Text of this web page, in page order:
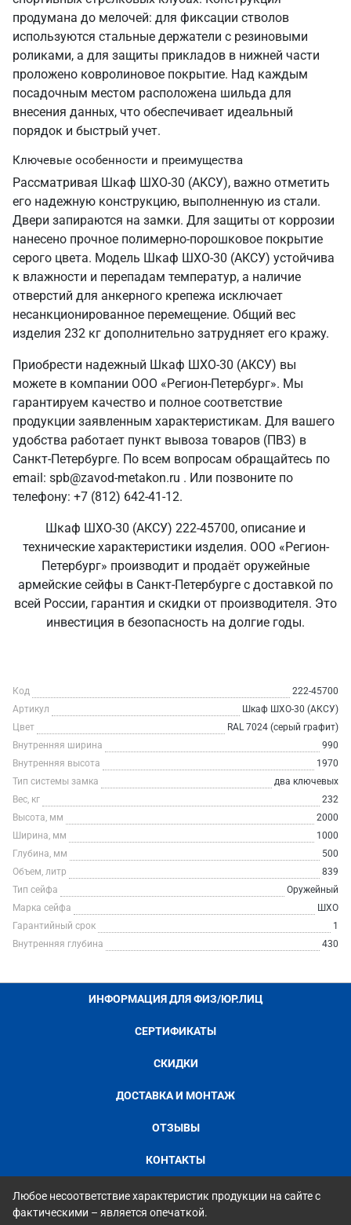
продумана до мелочей: для фиксации стволов
используются стальные держатели с резиновыми
роликами, а для защиты прикладов в нижней части
проложено ковролиновое покрытие. Над каждым
посадочным местом расположена шильда для
внесения данных, что обеспечивает идеальный
порядок и быстрый учет.
Ключевые особенности и преимущества
Рассматривая Шкаф ШХО-30 (АКСУ), важно отметить
его надежную конструкцию, выполненную из стали.
Двери запираются на замки. Для защиты от коррозии
нанесено прочное полимерно-порошковое покрытие
серого цвета. Модель Шкаф ШХО-30 (АКСУ) устойчива
к влажности и перепадам температур, а наличие
отверстий для анкерного крепежа исключает
несанкционированное перемещение. Общий вес
изделия 232 кг дополнительно затрудняет его кражу.
Приобрести надежный Шкаф ШХО-30 (АКСУ) вы
можете в компании ООО «Регион-Петербург». Мы
гарантируем качество и полное соответствие
продукции заявленным характеристикам. Для вашего
удобства работает пункт вывоза товаров (ПВЗ) в
Санкт‑Петербурге. По всем вопросам обращайтесь по
email: spb@zavod-metakon.ru . Или позвоните по
телефону: +7 (812) 642-41-12.
Шкаф ШХО-30 (АКСУ) 222-45700, описание и
технические характеристики изделия. ООО «Регион-
Петербург» производит и продаёт оружейные
армейские сейфы в Санкт‑Петербурге с доставкой по
всей России, гарантия и скидки от производителя. Это
инвестиция в безопасность на долгие годы.
Код
222-45700
Артикул
Шкаф ШХО-30 (АКСУ)
Цвет
RAL 7024 (серый графит)
Внутренняя ширина
990
Внутренняя высота
1970
Тип системы замка
два ключевых
Вес, кг
232
Высота, мм
2000
Ширина, мм
1000
Глубина, мм
500
Объем, литр
839
Тип сейфа
Оружейный
Марка сейфа
ШХО
Гарантийный срок
1
Внутренняя глубина
430
ИНФОРМАЦИЯ ДЛЯ ФИЗ/ЮР.ЛИЦ
СЕРТИФИКАТЫ
СКИДКИ
ДОСТАВКА И МОНТАЖ
ОТЗЫВЫ
КОНТАКТЫ
Любое несоответствие характеристик продукции на сайте с
фактическими – является опечаткой.